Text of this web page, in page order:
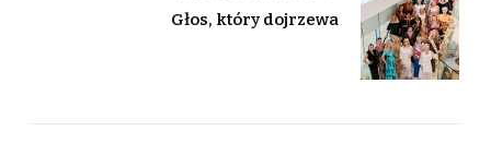
Głos, który dojrzewa